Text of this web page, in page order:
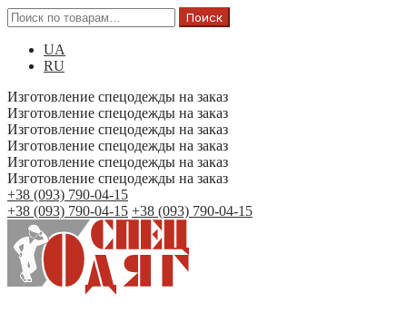
Поиск
UA
RU
Изготовление спецодежды на заказ
Изготовление спецодежды на заказ
Изготовление спецодежды на заказ
Изготовление спецодежды на заказ
Изготовление спецодежды на заказ
Изготовление спецодежды на заказ
+38 (093) 790-04-15
+38 (093) 790-04-15 +38 (093) 790-04-15